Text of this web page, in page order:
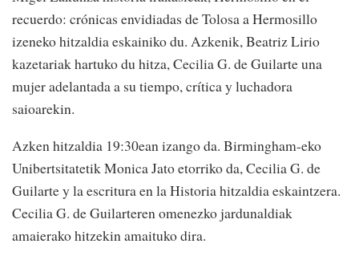
recuerdo: crónicas envidiadas de Tolosa a Hermosillo
izeneko hitzaldia eskainiko du. Azkenik, Beatriz Lirio
kazetariak hartuko du hitza, Cecilia G. de Guilarte una
mujer adelantada a su tiempo, crítica y luchadora
saioarekin.
Azken hitzaldia 19:30ean izango da. Birmingham-eko
Unibertsitatetik Monica Jato etorriko da, Cecilia G. de
Guilarte y la escritura en la Historia hitzaldia eskaintzera.
Cecilia G. de Guilarteren omenezko jardunaldiak
amaierako hitzekin amaituko dira.